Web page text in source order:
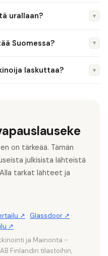
€ riippuenon arvostettu.
Kaikki ovat ilmaisia.
urallaan? ▼
of Digital → CMO.
on myös yleinen.
Suomessa? ▼
data-analytiikan osaajia
laskuttaa? ▼
2 000–5 000 €/kk.
on tärkeää. Tämän
julkisista lähteistä
tarkat lähteet ja
↗ · Glassdoor ↗ ·
↗
ja Mainonta -
Finlandin tilastoihin,